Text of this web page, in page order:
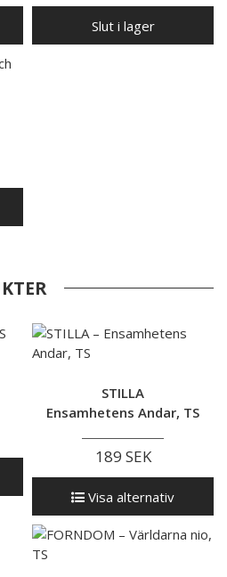
Slut i lager
STILLA
Ensamhetens Andar, TS
189 SEK
Visa alternativ